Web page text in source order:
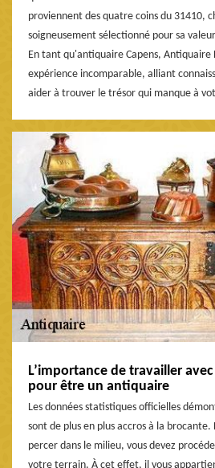
proviennent des quatre coins du 31410,
soigneusement sélectionné pour sa
En tant qu'antiquaire Capens,
expérience incomparable, alliant
aider à trouver le trésor qui manque à
L’importance de travailler
pour être un antiquaire
Les données statistiques officielles
sont de plus en plus accros à la brocante.
percer dans le milieu, vous devez
votre terrain. À cet effet, il vous